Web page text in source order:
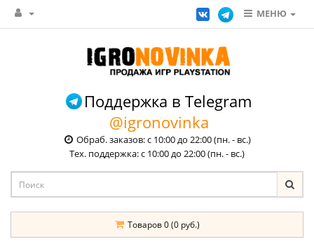
МЕНЮ
Поддержка в Telegram
@igronovinka
Обраб. заказов: с 10:00 до 22:00 (пн. - вс.)
Тех. поддержка: с 10:00 до 22:00 (пн. - вс.)
Товаров 0 (0 руб.)